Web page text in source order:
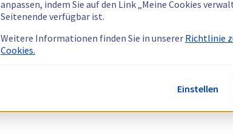
anpassen, indem Sie auf den Link „Meine Cookies
Seitenende verfügbar ist.
Weitere Informationen finden Sie in unserer Richtlinie
Cookies.
Einstellen